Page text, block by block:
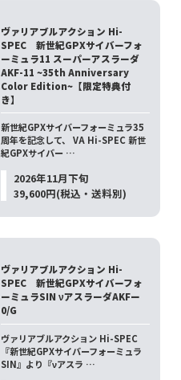
ヴァリアブルアクション Hi-
SPEC 新世紀GPXサイバーフォ
ーミュラ11 スーパーアスラーダ
AKF-11 ~35th Anniversary
Color Edition~【限定特典付
き】
新世紀GPXサイバーフォーミュラ35
周年を記念して、 VA Hi-SPEC 新世
紀GPXサイバー …
2026年11月下旬
39,600円(税込・送料別)
ヴァリアブルアクション Hi-
SPEC 新世紀GPXサイバーフォ
ーミュラSIN νアスラーダAKFー
0/G
ヴァリアブルアクション Hi-SPEC
『新世紀GPXサイバーフォーミュラ
SIN』より『νアスラ …